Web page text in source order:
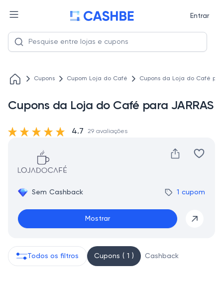
Entrar
Cupons Cupom Loja do Café Cupons da Loja do Café
Cupons da Loja do Café para JARRAS
Sem Cashback 1 cupom
Mostrar
4.7 29 avaliações
Todos os filtros Cupons ( 1 ) Cashback